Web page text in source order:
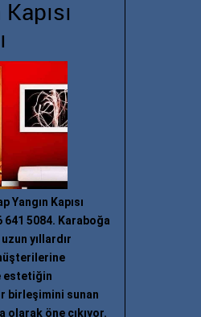
Yangın Kapısı
641 5084. Karaboğa
yıllardır
estetiğin
birleşimini sunan
olarak öne çıkıyor.